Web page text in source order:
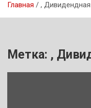
Главная ,
Метка: ,